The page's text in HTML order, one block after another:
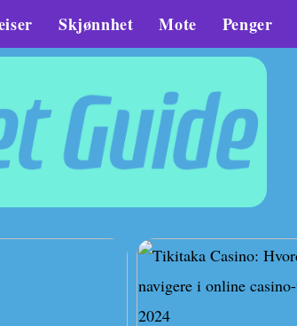
Skjønnhet Mote Penger